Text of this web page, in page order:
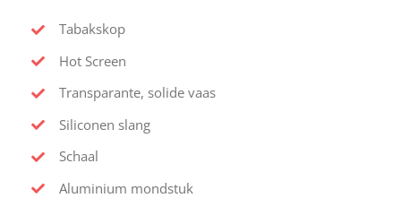
Tabakskop
Hot Screen
Transparante, solide vaas
Siliconen slang
Schaal
Aluminium mondstuk